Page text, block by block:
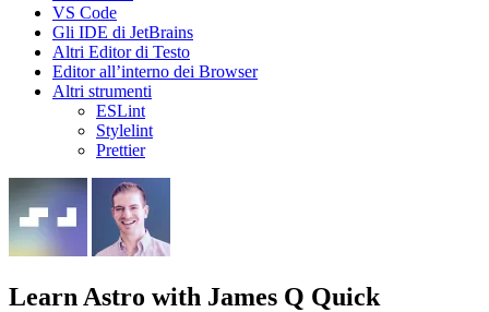
VS Code
Gli IDE di JetBrains
Altri Editor di Testo
Editor all’interno dei Browser
Altri strumenti
ESLint
Stylelint
Prettier
Learn Astro with James Q Quick